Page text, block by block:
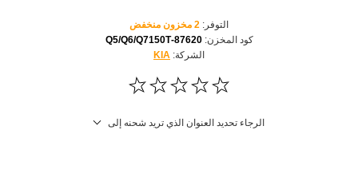
التوفر: 2 مخزون منخفض
كود المخزن: 87620-Q5/Q6/Q7150T
الشركة: KIA
الرجاء تحديد العنوان الذي تريد شحنه إلى